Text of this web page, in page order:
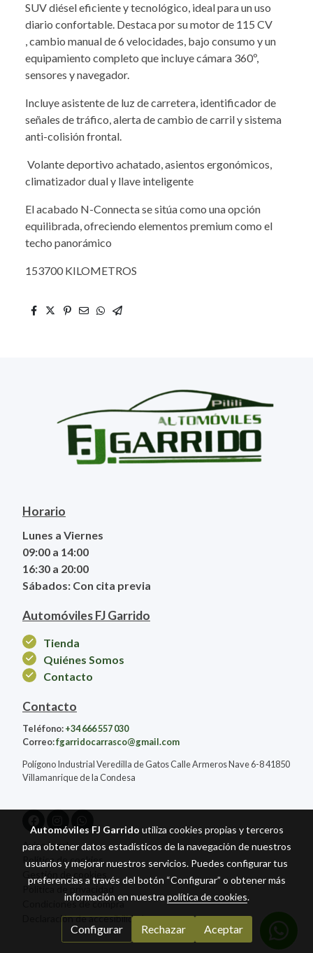
SUV diésel eficiente y tecnológico, ideal para un uso
diario confortable. Destaca por su motor de 115 CV
, cambio manual de 6 velocidades, bajo consumo y un
equipamiento completo que incluye cámara 360º,
sensores y navegador.
Incluye asistente de luz de carretera, identificador de
señales de tráfico, alerta de cambio de carril y sistema
anti-colisión frontal.
Volante deportivo achatado, asientos ergonómicos,
climatizador dual y llave inteligente
El acabado N-Connecta se sitúa como una opción
equilibrada, ofreciendo elementos premium como el
techo panorámico
153700 KILOMETROS
Horario
Lunes a Viernes
09:00 a 14:00
16:30 a 20:00
Sábados: Con cita previa
Automóviles FJ Garrido
Tienda
Quiénes Somos
Contacto
Contacto
Teléfono:+34 666 557 030
Correo:fgarridocarrasco@gmail.com
Polígono Industrial Veredilla de Gatos Calle Armeros Nave 6-8 41850
Villamanrique de la Condesa
Aviso legal
Política de cookies
Gestión de cookies
Política de privacidad
Condiciones de compra
Declaración de accesibilidad
Automóviles FJ Garrido utiliza cookies propias y terceros
para obtener datos estadísticos de la navegación de nuestros
usuarios y mejorar nuestros servicios. Puedes configurar tus
preferencias a través del botón “Configurar” o obtener más
información en nuestra política de cookies.
Configurar Rechazar Aceptar